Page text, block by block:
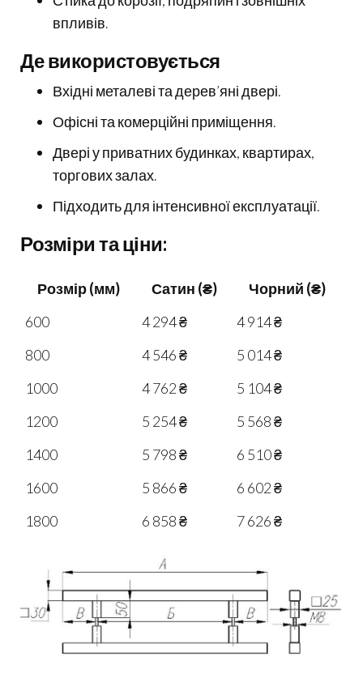
впливів.
Де використовується
Вхідні металеві та дерев’яні двері.
Офісні та комерційні приміщення.
Двері у приватних будинках, квартирах,
торгових залах.
Підходить для інтенсивної експлуатації.
Розміри та ціни:
Розмір (мм) Сатин (₴)
Чорний (₴)
600
4 294 ₴
4 914 ₴
800
4 546 ₴
5 014 ₴
1000
4 762 ₴
5 104 ₴
1200
5 254 ₴
5 568 ₴
1400
5 798 ₴
6 510 ₴
1600
5 866 ₴
6 602 ₴
1800
6 858 ₴ 7 626 ₴